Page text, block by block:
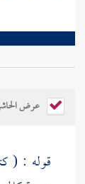
عرض
قوله : (